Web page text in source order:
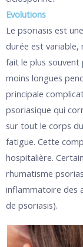
Evolutions
Le psoriasis est
durée est variable,
fait le plus souvent
moins longues
principale
psoriasique qui
sur tout le corps
fatigue. Cette
hospitalière.
rhumatisme
inflammatoire des
de psoriasis).